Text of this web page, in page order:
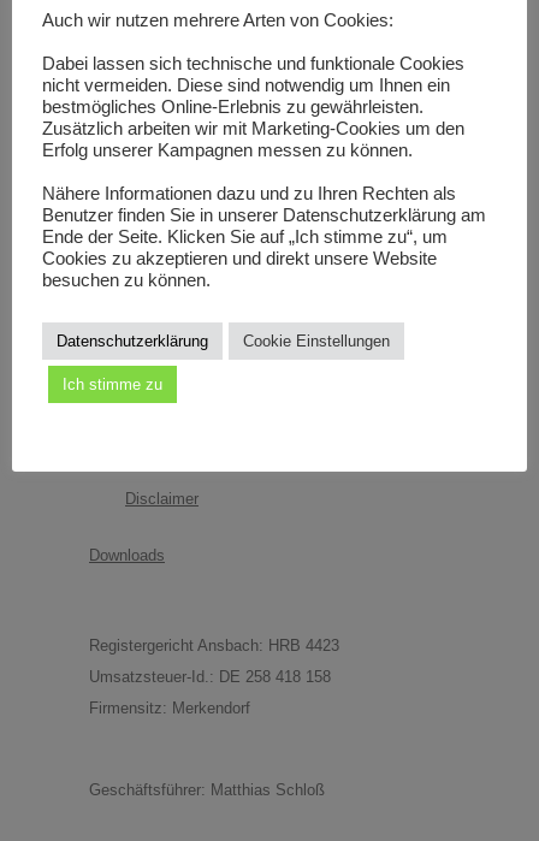
Karriere
Kontakt
Geschäftsleitung
Buchhaltung
Logistik
Einkauf
Arbeitsvorbereitung
Disclaimer
Downloads
Registergericht Ansbach: HRB 4423
Umsatzsteuer-Id.: DE 258 418 158
Firmensitz: Merkendorf
Geschäftsführer: Matthias Schloß
Auch wir nutzen mehrere Arten von Cookies:
Dabei lassen sich technische und funktionale Cookies
nicht vermeiden. Diese sind notwendig um Ihnen ein
bestmögliches Online-Erlebnis zu gewährleisten.
Zusätzlich arbeiten wir mit Marketing-Cookies um den
Erfolg unserer Kampagnen messen zu können.
Nähere Informationen dazu und zu Ihren Rechten als
Benutzer finden Sie in unserer Datenschutzerklärung am
Ende der Seite. Klicken Sie auf „Ich stimme zu“, um
Cookies zu akzeptieren und direkt unsere Website
besuchen zu können.
Datenschutzerklärung Cookie Einstellungen
Ich stimme zu